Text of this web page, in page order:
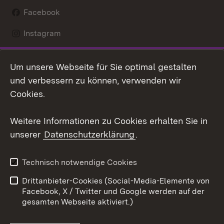
Facebook
Instagram
Mastodon
Youtube
Kontakt
Datenschutz
Barrierefreiheit
Impressum Cookies
Um unsere Webseite für Sie optimal gestalten
und verbessern zu können, verwenden wir
Cookies.
Weitere Informationen zu Cookies erhalten Sie in
unserer Datenschutzerklärung.
Technisch notwendige Cookies
Drittanbieter-Cookies (Social-Media-Elemente von
Facebook, X / Twitter und Google werden auf der
gesamten Webseite aktiviert.)